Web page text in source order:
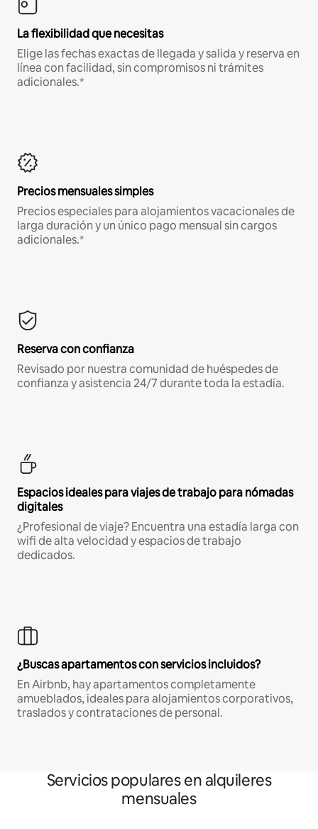
La flexibilidad que necesitas
Elige las fechas exactas de llegada y salida y reserva en
línea con facilidad, sin compromisos ni trámites
adicionales.*
Precios mensuales simples
Precios especiales para alojamientos vacacionales de
larga duración y un único pago mensual sin cargos
adicionales.*
Reserva con confianza
Revisado por nuestra comunidad de huéspedes de
confianza y asistencia 24/7 durante toda la estadía.
Espacios ideales para viajes de trabajo para nómadas
digitales
¿Profesional de viaje? Encuentra una estadía larga con
wifi de alta velocidad y espacios de trabajo
dedicados.
¿Buscas apartamentos con servicios incluidos?
En Airbnb, hay apartamentos completamente
amueblados, ideales para alojamientos corporativos,
traslados y contrataciones de personal.
Servicios populares en alquileres
mensuales